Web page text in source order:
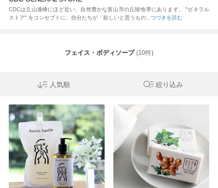
CDCは立山連峰にほど近い、自然豊かな富山市の丘陵地帯にあります。 "ゼネラル
ストア" をコンセプトに、自分たちが「欲しいと思うもの... つづきを読む
フェイス・ボディソープ(10件)
人気順 絞り込み